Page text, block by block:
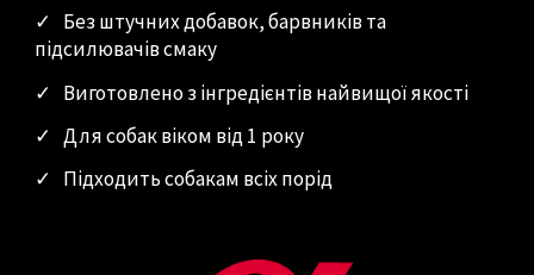
✓ Без штучних добавок, барвників та
підсилювачів смаку
✓ Виготовлено з інгредієнтів найвищої якості
✓ Для собак віком від 1 року
✓ Підходить собакам всіх порід